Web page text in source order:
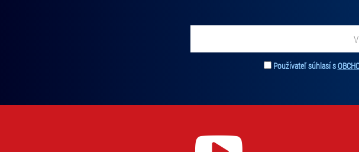
Zadajte svoju e-mailovú adresu, na ktorú vám budeme zasielať novinky. Vaša adresa
Používateľ súhlasí s